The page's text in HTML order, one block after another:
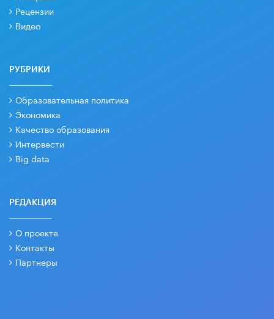
Рецензии
Видео
РУБРИКИ
Образовательная политика
Экономика
Качество образования
Интервести
Big data
РЕДАКЦИЯ
О проекте
Контакты
Партнеры